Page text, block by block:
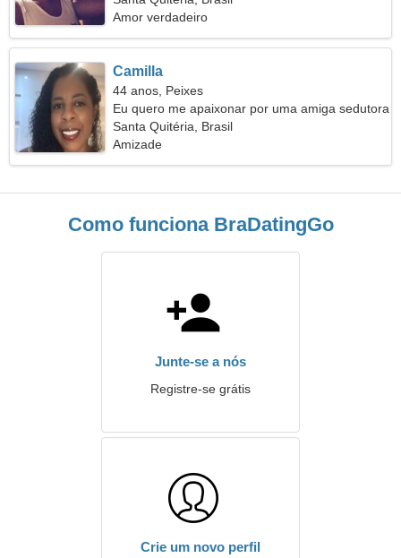
Amor verdadeiro
Camilla
44 anos, Peixes
Eu quero me apaixonar por uma amiga sedutora
Santa Quitéria, Brasil
Amizade
Como funciona BraDatingGo
Junte-se a nós
Registre-se grátis
Crie um novo perfil